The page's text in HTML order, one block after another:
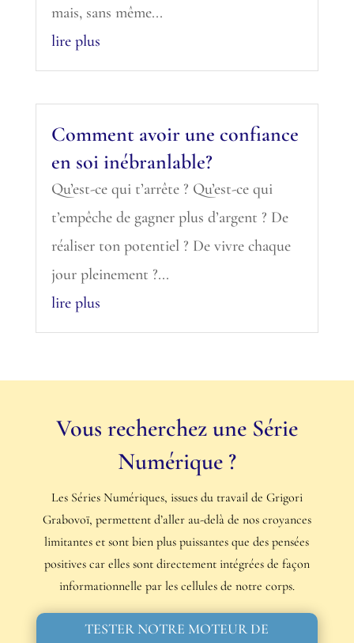
mais, sans même...
lire plus
Comment avoir une confiance
en soi inébranlable?
Qu’est-ce qui t’arrête ? Qu’est-ce qui
t’empêche de gagner plus d’argent ? De
réaliser ton potentiel ? De vivre chaque
jour pleinement ?...
lire plus
Vous recherchez une Série
Numérique ?
Les Séries Numériques, issues du travail de Grigori
Grabovoï, permettent d’aller au-delà de nos croyances
limitantes et sont bien plus puissantes que des pensées
positives car elles sont directement intégrées de façon
informationnelle par les cellules de notre corps.
TESTER NOTRE MOTEUR DE